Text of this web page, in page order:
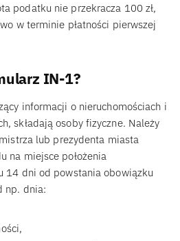
podatku nie przekracza 100 zł,
w terminie płatności pierwszej
IN-1?
informacji o nieruchomościach i
składają osoby fizyczne. Należy
lub prezydenta miasta
na miejsce położenia
14 dni od powstania obowiązku
np. dnia: